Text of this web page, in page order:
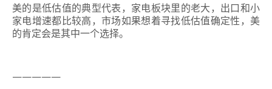
美的是低估值的典型代表，家电板块里的老大，出口和小
家电增速都比较高，市场如果想着寻找低估值确定性，美
的肯定会是其中一个选择。
—————